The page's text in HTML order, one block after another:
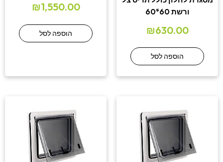
ורשת 60*60
₪630.00
הוספה לסל
₪1,550.00
הוספה לסל